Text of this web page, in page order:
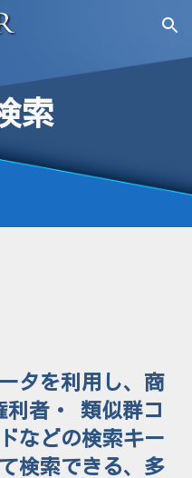
Skip to navigation
索
タを利用し、商
者・ 類似群コ
などの検索キー
検索できる、多